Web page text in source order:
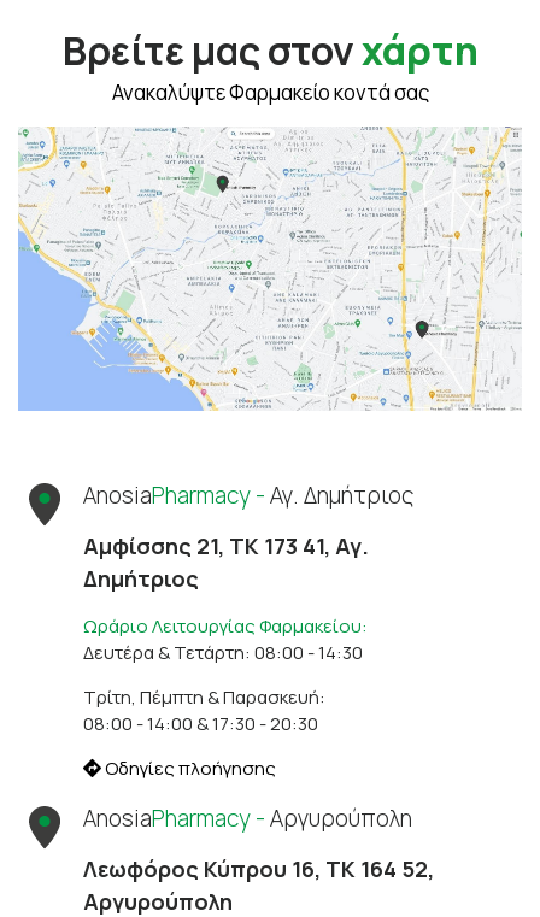
Βρείτε μας στονχάρτη
Ανακαλύψτε Φαρμακείο κοντά σας
AnosiaPharmacy -Αγ. Δημήτριος
Αμφίσσης 21, ΤΚ 173 41, Αγ.
Δημήτριος
Ωράριο Λειτουργίας Φαρμακείου:
Δευτέρα & Τετάρτη: 08:00 - 14:30
Τρίτη, Πέμπτη & Παρασκευή:
08:00 - 14:00 & 17:30 - 20:30
Οδηγίες πλοήγησης
AnosiaPharmacy -Αργυρούπολη
Λεωφόρος Κύπρου 16, ΤΚ 164 52,
Αργυρούπολη